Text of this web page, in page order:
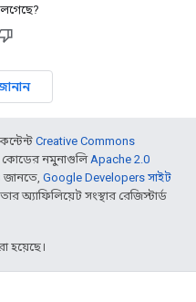
Creative Commons
নমুনাগুলিApache 2.0
জানতে, Google Developers সাইট
অ্যাফিলিয়েট সংস্থার রেজিস্টার্ড
হয়েছে।